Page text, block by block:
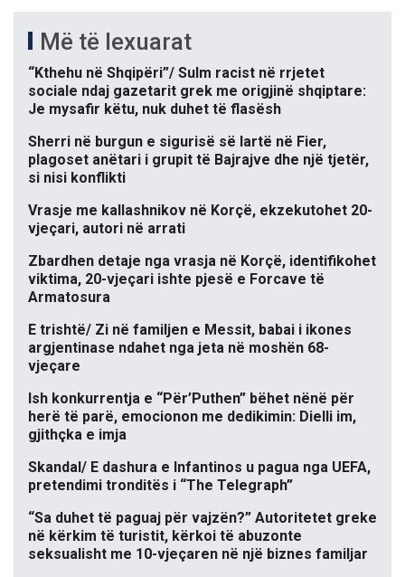
Më të lexuarat
“Kthehu në Shqipëri”/ Sulm racist në rrjetet
sociale ndaj gazetarit grek me origjinë shqiptare:
Je mysafir këtu, nuk duhet të flasësh
Sherri në burgun e sigurisë së lartë në Fier,
plagoset anëtari i grupit të Bajrajve dhe një tjetër,
si nisi konflikti
Vrasje me kallashnikov në Korçë, ekzekutohet 20-
vjeçari, autori në arrati
Zbardhen detaje nga vrasja në Korçë, identifikohet
viktima, 20-vjeçari ishte pjesë e Forcave të
Armatosura
E trishtë/ Zi në familjen e Messit, babai i ikones
argjentinase ndahet nga jeta në moshën 68-
vjeçare
Ish konkurrentja e “Për’Puthen” bëhet nënë për
herë të parë, emocionon me dedikimin: Dielli im,
gjithçka e imja
Skandal/ E dashura e Infantinos u pagua nga UEFA,
pretendimi tronditës i “The Telegraph”
“Sa duhet të paguaj për vajzën?” Autoritetet greke
në kërkim të turistit, kërkoi të abuzonte
seksualisht me 10-vjeçaren në një biznes familjar